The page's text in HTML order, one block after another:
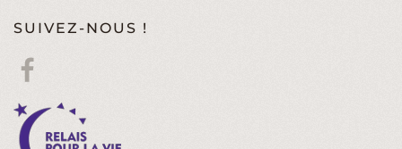
SUIVEZ-NOUS !